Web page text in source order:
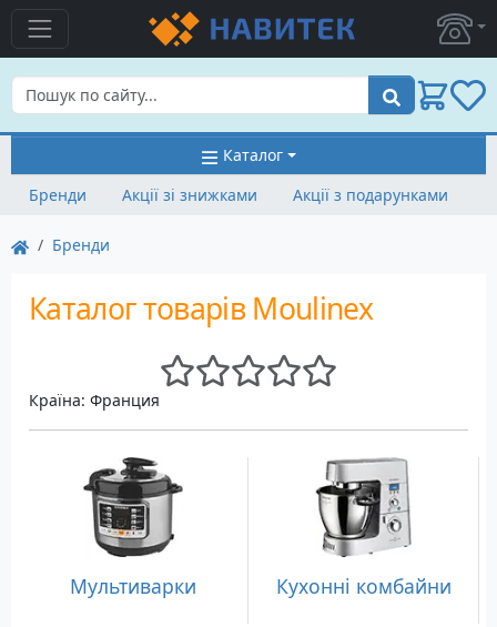
Пошук
Каталог
Бренди
Акції зі знижками Акції з подарунками
Бренди
Каталог товарів Moulinex
Країна: Франция
Мультиварки Кухонні комбайни